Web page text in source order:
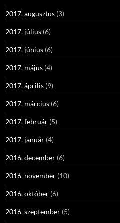
2017. augusztus (3)
2017. július (6)
2017. június (6)
2017. május (4)
2017. április (9)
2017. március (6)
2017. február (5)
2017. január (4)
2016. december (6)
2016. november (10)
2016. október (6)
2016. szeptember (5)